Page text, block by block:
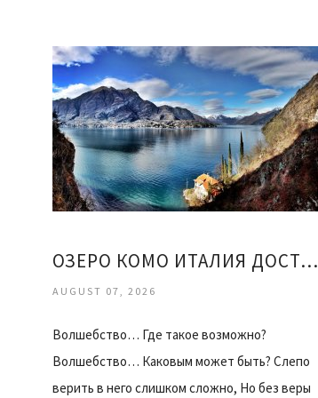
ОЗЕРО КОМО ИТАЛИЯ ДОСТОПРИМЕЧАТЕЛЬНОСТИ
AUGUST 07, 2026
Волшебство… Где такое возможно?
Волшебство… Каковым может быть? Слепо
верить в него слишком сложно, Но без веры